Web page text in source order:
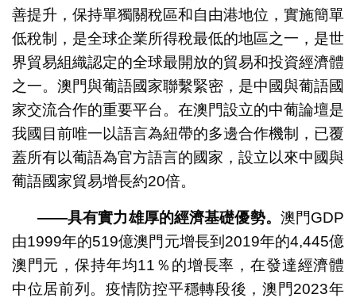
善提升，保持單獨關稅區和自由港地位，實施簡單
低稅制，是全球企業所得稅最低的地區之一，是世
界貿易組織認定的全球最開放的貿易和投資經濟體
之一。澳門與葡語國家聯繫緊密，是中國與葡語國
家交流合作的重要平台。在澳門設立的中葡論壇是
我國目前唯一以語言為紐帶的多邊合作機制，已覆
蓋所有以葡語為官方語言的國家，設立以來中國與
葡語國家貿易增長約20倍。
——具有實力雄厚的經濟基礎優勢。 澳門GDP
由1999年的519億澳門元增長到2019年的4,445億
澳門元，保持年均11％的增長率，在發達經濟體
中位居前列。疫情防控平穩轉段後，澳門2023年